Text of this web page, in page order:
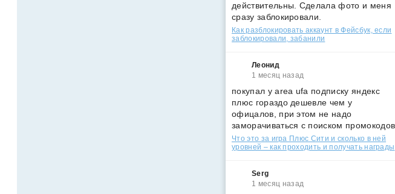
действительны. Сделала фото и меня
сразу заблокировали.
Как разблокировать аккаунт в Фейсбук, если
заблокировали, забанили
Леонид
1 месяц назад
покупал у area ufa подписку яндекс
плюс гораздо дешевле чем у
офицалов, при этом не надо
заморачиваться с поиском промокодов
Что это за игра Плюс Сити и сколько в ней
уровней – как проходить и получать награды
Serg
1 месяц назад